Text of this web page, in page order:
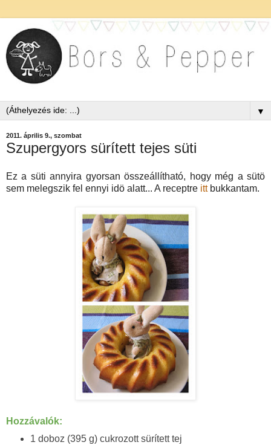
▼
2011. április 9., szombat
Szupergyors sürített tejes süti
Ez a süti annyira gyorsan összeállítható, hogy még a sütö
sem melegszik fel ennyi idö alatt... A receptre ittbukkantam.
Hozzávalók:
1 doboz (395 g) cukrozott sürített tej